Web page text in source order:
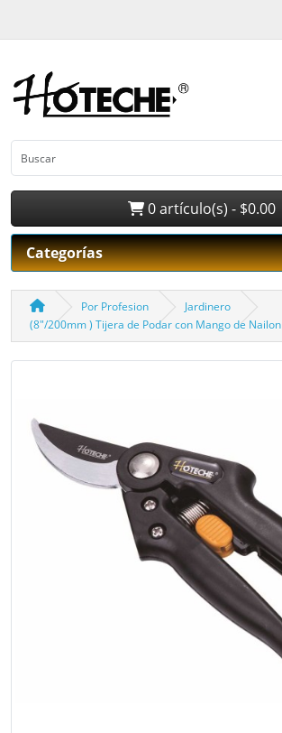
0 artículo(s) - $0.00
Categorías
Por Profesion
Jardinero
(8"/200mm ) Tijera de Podar con Mango de Nailon